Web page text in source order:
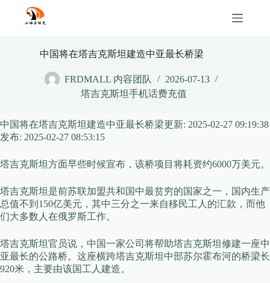
content
中国将在塔吉克斯坦建造中亚最长桥梁
FRDMALL 内容团队
2026-07-13
塔吉克斯坦手机话费充值
中国将在塔吉克斯坦建造中亚最长桥梁更新: 2025-02-27 09:19:38
发布: 2025-02-27 08:53:15
塔吉克斯坦方面早些时候宣布，该桥项目将耗资约6000万美元。
塔吉克斯坦是前苏联加盟共和国中最贫穷的国家之一，国内生产
总值不到150亿美元，其中三分之一来自移民工人的汇款，而他
们大多数人在俄罗斯工作。
塔吉克斯坦官员说，中国一家公司将帮助塔吉克斯坦修建一座中
亚最长的公路桥。这座横跨塔吉克斯坦中部苏尔霍布河的桥梁长
920米，主要由该国工人建造。